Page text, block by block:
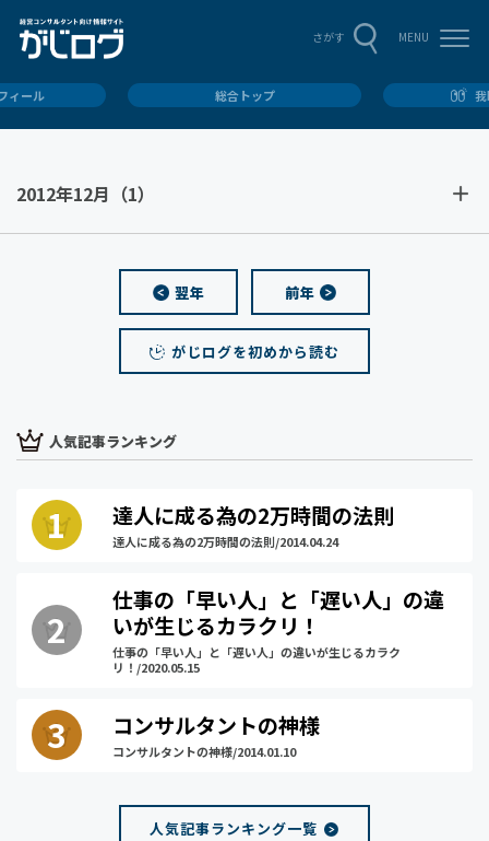
さがす MENU
ィール 総合トップ
2012年12月 （1）
前年
翌年
がじログを初めから読む
人気記事ランキング
達人に成る為の2万時間の法則
達人に成る為の2万時間の法則/2014.04.24
仕事の「早い人」と「遅い人」の違
いが生じるカラクリ！
仕事の「早い人」と「遅い人」の違いが生じるカラク
リ！/2020.05.15
コンサルタントの神様
コンサルタントの神様/2014.01.10
人気記事ランキング一覧